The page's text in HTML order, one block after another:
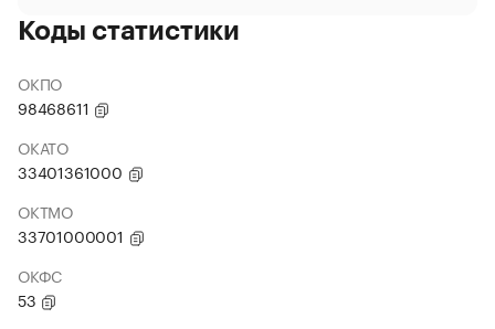
Коды статистики
ОКПО
98468611
ОКАТО
33401361000
ОКТМО
33701000001
ОКФС
53